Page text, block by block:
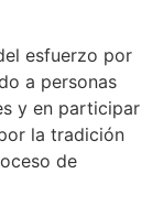
esfuerzo por
a personas
y en participar
la tradición
de